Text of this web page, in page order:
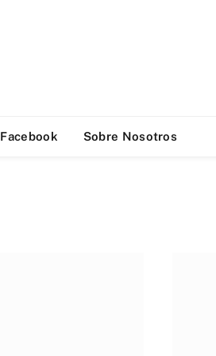
Facebook Sobre Nosotros